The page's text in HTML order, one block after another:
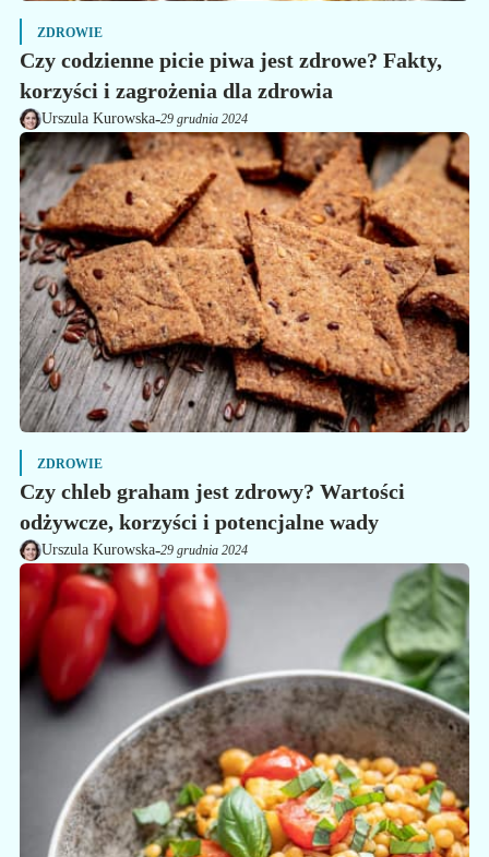
ZDROWIE
Czy codzienne picie piwa jest zdrowe? Fakty,
korzyści i zagrożenia dla zdrowia
Urszula Kurowska-29 grudnia 2024
ZDROWIE
Czy chleb graham jest zdrowy? Wartości
odżywcze, korzyści i potencjalne wady
Urszula Kurowska-29 grudnia 2024